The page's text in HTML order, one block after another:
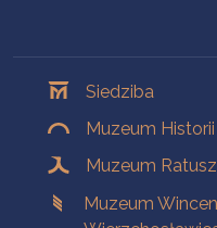
Siedziba
Muzeum
Muzeum
Muzeum